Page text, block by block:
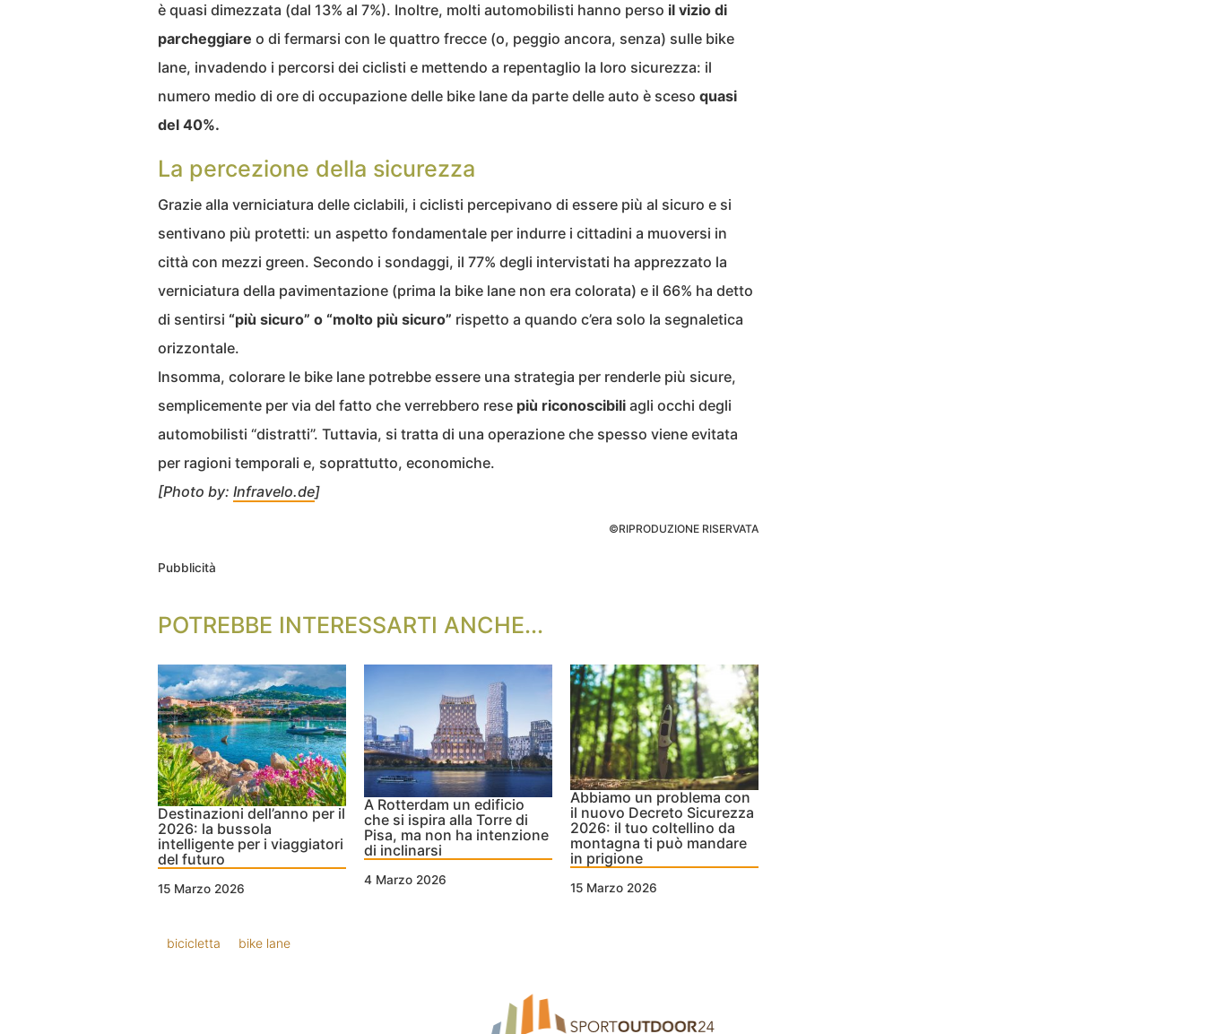
è quasi dimezzata (dal 13% al 7%). Inoltre, molti automobilisti hanno perso il vizio di
parcheggiare o di fermarsi con le quattro frecce (o, peggio ancora, senza) sulle bike
lane, invadendo i percorsi dei ciclisti e mettendo a repentaglio la loro sicurezza: il
numero medio di ore di occupazione delle bike lane da parte delle auto è sceso quasi
del 40%.
La percezione della sicurezza
Grazie alla verniciatura delle ciclabili, i ciclisti percepivano di essere più al sicuro e si
sentivano più protetti: un aspetto fondamentale per indurre i cittadini a muoversi in
città con mezzi green. Secondo i sondaggi, il 77% degli intervistati ha apprezzato la
verniciatura della pavimentazione (prima la bike lane non era colorata) e il 66% ha detto
di sentirsi “più sicuro” o “molto più sicuro” rispetto a quando c’era solo la segnaletica
orizzontale.
Insomma, colorare le bike lane potrebbe essere una strategia per renderle più sicure,
semplicemente per via del fatto che verrebbero rese più riconoscibili agli occhi degli
automobilisti “distratti”. Tuttavia, si tratta di una operazione che spesso viene evitata
per ragioni temporali e, soprattutto, economiche.
[Photo by: Infravelo.de]
©RIPRODUZIONE RISERVATA
Pubblicità
POTREBBE INTERESSARTI ANCHE...
Destinazioni dell’anno per il
2026: la bussola
intelligente per i viaggiatori
del futuro
15 Marzo 2026
A Rotterdam un edificio
che si ispira alla Torre di
Pisa, ma non ha intenzione
di inclinarsi
4 Marzo 2026
Abbiamo un problema con
il nuovo Decreto Sicurezza
2026: il tuo coltellino da
montagna ti può mandare
in prigione
15 Marzo 2026
bicicletta bike lane